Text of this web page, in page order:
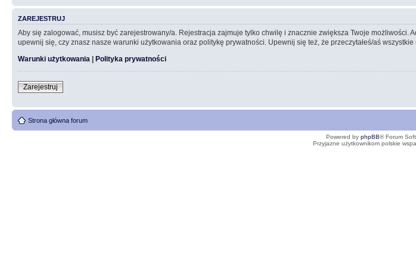
ZAREJESTRUJ
Aby się zalogować, musisz być zarejestrowany/a. Rejestracja zajmuje tylko chwilę i znacznie zwiększa Twoje
upewnij się, czy znasz nasze warunki użytkowania oraz politykę prywatności. Upewnij się też, że przeczytałeś/aś
Warunki użytkowania | Polityka prywatności
Zarejestruj
Strona główna forum
Powered by phpBB® Forum
Przyjazne użytkownikom polskie